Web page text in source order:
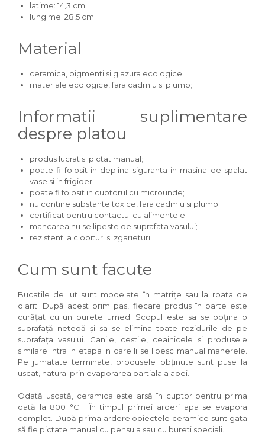
latime: 14,3 cm;
lungime: 28,5 cm;
Material
ceramica, pigmenti si glazura ecologice;
materiale ecologice, fara cadmiu si plumb;
Informatii suplimentare
despre platou
produs lucrat si pictat manual;
poate fi folosit in deplina siguranta in masina de spalat
vase si in frigider;
poate fi folosit in cuptorul cu microunde;
nu contine substante toxice, fara cadmiu si plumb;
certificat pentru contactul cu alimentele;
mancarea nu se lipeste de suprafata vasului;
rezistent la ciobituri si zgarieturi.
Cum sunt facute
Bucatile de lut sunt modelate în matrițe sau la roata de
olarit. După acest prim pas, fiecare produs în parte este
curățat cu un burete umed. Scopul este sa se obțina o
suprafață netedă și sa se elimina toate rezidurile de pe
suprafața vasului. Canile, cestile, ceainicele si produsele
similare intra in etapa in care li se lipesc manual manerele.
Pe jumatate terminate, produsele obținute sunt puse la
uscat, natural prin evaporarea partiala a apei.
Odată uscată, ceramica este arsă în cuptor pentru prima
dată la 800 °C. În timpul primei arderi apa se evapora
complet. După prima ardere obiectele ceramice sunt gata
să fie pictate manual cu pensula sau cu bureti speciali.